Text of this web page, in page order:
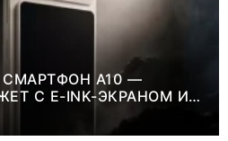
СМАРТФОН A10 —
С E-INK-ЭКРАНОМ И
ДЛЯ ЦВЕТНОГО